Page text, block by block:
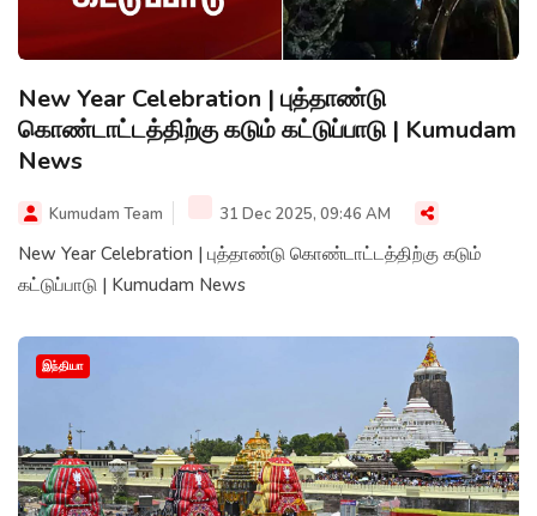
New Year Celebration | புத்தாண்டு
கொண்டாட்டத்திற்கு கடும் கட்டுப்பாடு | Kumudam
News
Kumudam Team 31 Dec 2025, 09:46 AM
New Year Celebration | புத்தாண்டு கொண்டாட்டத்திற்கு கடும்
கட்டுப்பாடு | Kumudam News
இந்தியா